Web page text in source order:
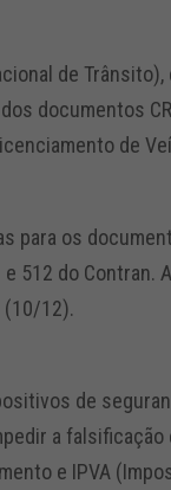
de
documentos
de
para os
512 do Contran.
(10/12).
de
a
e IPVA